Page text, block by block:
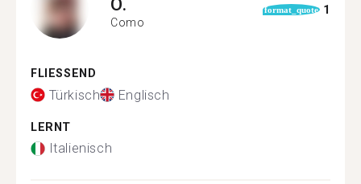
Como
format_quote 1
FLIESSEND
Türkisch Englisch
LERNT
Italienisch